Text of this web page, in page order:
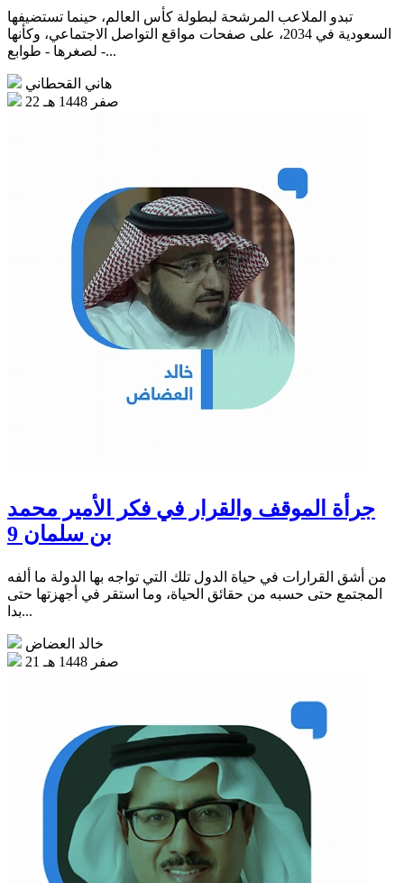
تبدو الملاعب المرشحة لبطولة كأس العالم، حينما تستضيفها
السعودية في 2034، على صفحات مواقع التواصل الاجتماعي، وكأنها
- لصغرها - طوابع...
هاني القحطاني
22 صفر 1448 هـ
جرأة الموقف والقرار في فكر الأمير محمد
بن سلمان 9
من أشق القرارات في حياة الدول تلك التي تواجه بها الدولة ما ألفه
المجتمع حتى حسبه من حقائق الحياة، وما استقر في أجهزتها حتى
بدا...
خالد العضاض
21 صفر 1448 هـ